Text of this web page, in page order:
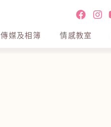
傳媒及相簿 情感教室